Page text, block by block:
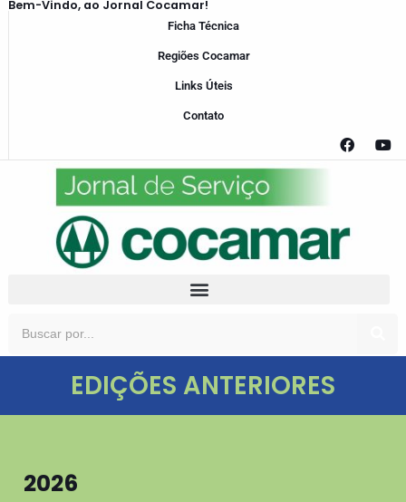
Bem-Vindo, ao Jornal Cocamar!
Ficha Técnica
Regiões Cocamar
Links Úteis
Contato
EDIÇÕES ANTERIORES
2026